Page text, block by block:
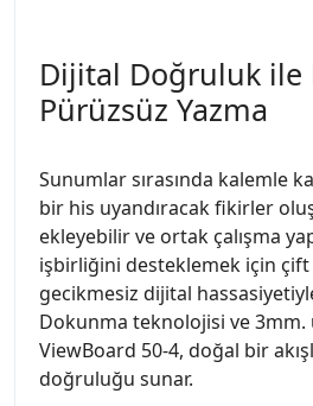
Dijital Doğruluk ile
Pürüzsüz Yazma
Sunumlar sırasında kalemle
bir his uyandıracak fikirler
ekleyebilir ve ortak çalışma
işbirliğini desteklemek için çift
gecikmesiz dijital
Dokunma teknolojisi ve
ViewBoard 50-4, doğal bir
doğruluğu sunar.